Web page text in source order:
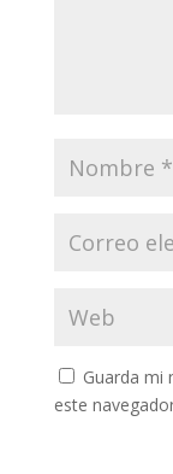
Guarda mi
este